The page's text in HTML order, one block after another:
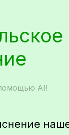
AI!